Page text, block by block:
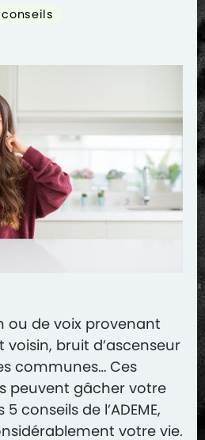
conseils
ou de voix provenant
bruit d’ascenseur
communes… Ces
peuvent gâcher votre
conseils de l’ADEME,
votre vie.